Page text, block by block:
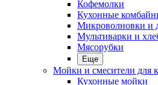
Кофемолки
Кухонные
Микроволновки и
Мультиварки и
Мясорубки
Еще
Мойки и смесители для
Кухонные мойки